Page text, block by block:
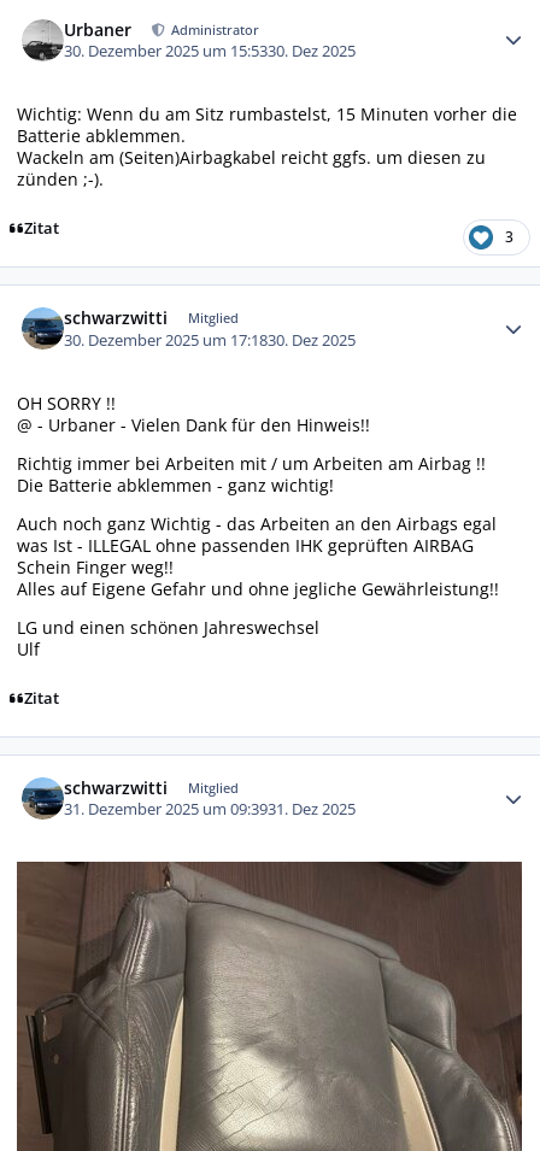
Urbaner Administrator
30. Dezember 2025 um 15:5330. Dez 2025
Wichtig: Wenn du am Sitz rumbastelst, 15 Minuten vorher die
Batterie abklemmen.
Wackeln am (Seiten)Airbagkabel reicht ggfs. um diesen zu
zünden ;-).
Zitat 3
schwarzwitti Mitglied
30. Dezember 2025 um 17:1830. Dez 2025
OH SORRY !!
@ - Urbaner - Vielen Dank für den Hinweis!!
Richtig immer bei Arbeiten mit / um Arbeiten am Airbag !!
Die Batterie abklemmen - ganz wichtig!
Auch noch ganz Wichtig - das Arbeiten an den Airbags egal
was Ist - ILLEGAL ohne passenden IHK geprüften AIRBAG
Schein Finger weg!!
Alles auf Eigene Gefahr und ohne jegliche Gewährleistung!!
LG und einen schönen Jahreswechsel
Ulf
Zitat
schwarzwitti Mitglied
31. Dezember 2025 um 09:3931. Dez 2025